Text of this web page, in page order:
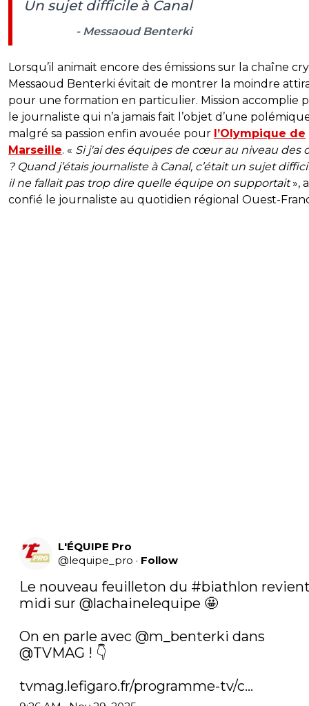
Un sujet difficile à Canal
- Messaoud Benterki
Lorsqu’il animait encore des émissions sur la chaîne
Messaoud Benterki évitait de montrer la moindre
pour une formation en particulier. Mission accomplie
le journaliste qui n’a jamais fait l’objet d’une
malgré sa passion enfin avouée pour l’Olympique de
Marseille. « Si j'ai des équipes de cœur au niveau des
? Quand j’étais journaliste à Canal, c’était un sujet
il ne fallait pas trop dire quelle équipe on supportait», a
confié le journaliste au quotidien régional Ouest-
L'ÉQUIPE Pro
@lequipe_pro · Follow
Le nouveau feuilleton du #biathlon
midi sur @lachainelequipe 🤩
On en parle avec @m_benterki
@TVMAG ! 👇
tvmag.lefigaro.fr/programme-tv/c…